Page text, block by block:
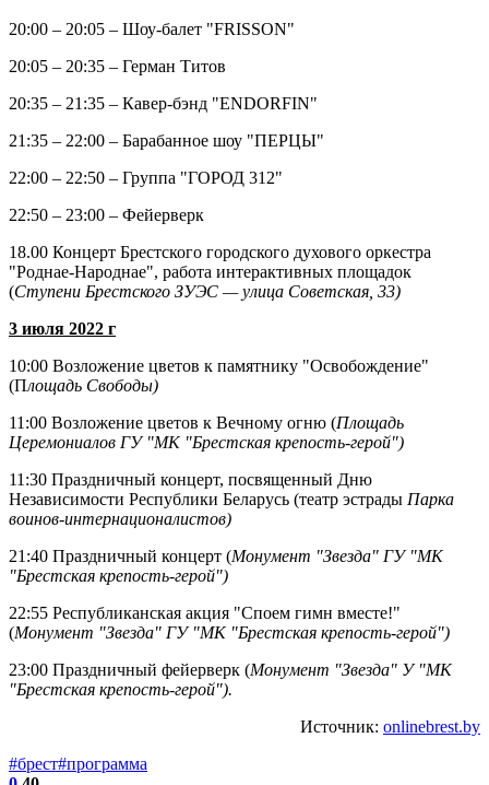
20:00 – 20:05 – Шоу-балет "FRISSON"
20:05 – 20:35 – Герман Титов
20:35 – 21:35 – Кавер-бэнд "ENDORFIN"
21:35 – 22:00 – Барабанное шоу "ПЕРЦЫ"
22:00 – 22:50 – Группа "ГОРОД 312"
22:50 – 23:00 – Фейерверк
18.00 Концерт Брестского городского духового оркестра
"Роднае-Народнае", работа интерактивных площадок
(Ступени Брестского ЗУЭС — улица Советская, 33)
3 июля 2022 г
10:00 Возложение цветов к памятнику "Освобождение"
(Площадь Свободы)
11:00 Возложение цветов к Вечному огню (Площадь
Церемониалов ГУ "МК "Брестская крепость-герой")
11:30 Праздничный концерт, посвященный Дню
Независимости Республики Беларусь (театр эстрады Парка
воинов-интернационалистов)
21:40 Праздничный концерт (Монумент "Звезда" ГУ "МК
"Брестская крепость-герой")
22:55 Республиканская акция "Споем гимн вместе!"
(Монумент "Звезда" ГУ "МК "Брестская крепость-герой")
23:00 Праздничный фейерверк (Монумент "Звезда" У "МК
"Брестская крепость-герой").
Источник: onlinebrest.by
#брест#программа